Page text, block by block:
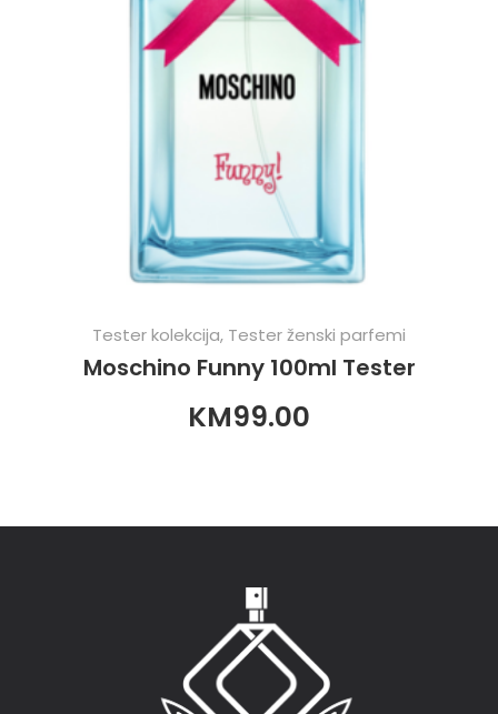
Tester kolekcija, Tester ženski parfemi
Moschino Funny 100ml Tester
KM99.00